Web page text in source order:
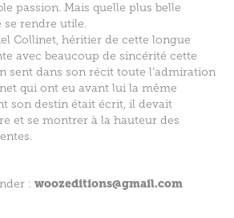
passion. Mais quelle plus belle
rendre utile.
Collinet, héritier de cette longue
avec beaucoup de sincérité cette
sent dans son récit toute l’admiration
qui ont eu avant lui la même
son destin était écrit, il devait
et se montrer à la hauteur des
: woozeditions@gmail.com